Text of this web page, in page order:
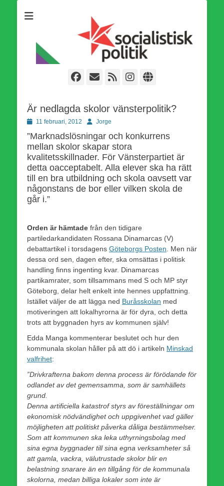
världsomfattande socialistiska Fjärde Internationalen och en viktig
tillgång i kampen för en socialistisk framtid!
Facebook
E-
Webbflöde
Instagram
Webbplats
Är nedlagda skolor vänsterpolitik?
Publicerad
11 februari, 2012 Författare
Jorge
”Marknadslösningar och konkurrens
mellan skolor skapar stora
kvalitetsskillnader. För Vänsterpartiet är
detta oacceptabelt. Alla elever ska ha rätt
till en bra utbildning och skola oavsett var
någonstans de bor eller vilken skola de
går i.”
Orden är hämtade från den tidigare
partiledarkandidaten Rossana Dinamarcas (V)
debattartikel i torsdagens Göteborgs Posten . Men när
dessa ord sen, dagen efter, ska omsättas i politisk
handling finns ingenting kvar. Dinamarcas
partikamrater, som tillsammans med S och MP styr
Göteborg, delar helt enkelt inte hennes uppfattning.
Istället väljer de att lägga ned Buråsskolan med
motiveringen att lokalhyrorna är för dyra, och detta
trots att byggnaden hyrs av kommunen själv!
Edda Manga kommenterar beslutet och hur den
kommunala skolan håller på att dö i artikeln Minskad
valfrihet:
”Drivkrafterna bakom denna process är förödande för
odlandet av det gemensamma, som är samhällets
grund.
Denna artificiella katastrof styrs av föreställningar om
ekonomisk nödvändighet och uppgivenhet vad gäller
möjligheten att politiskt påverka dåliga bestämmelser.
Som att kommunen ska leka uthyrnings­bolag med
sina egna byggnader till sina egna verksamheter så
att gamla, vackra, välutrustade skolor blir en
belastning snarare än en tillgång för de kommunala
skolorna, medan billiga lokaler som inte är